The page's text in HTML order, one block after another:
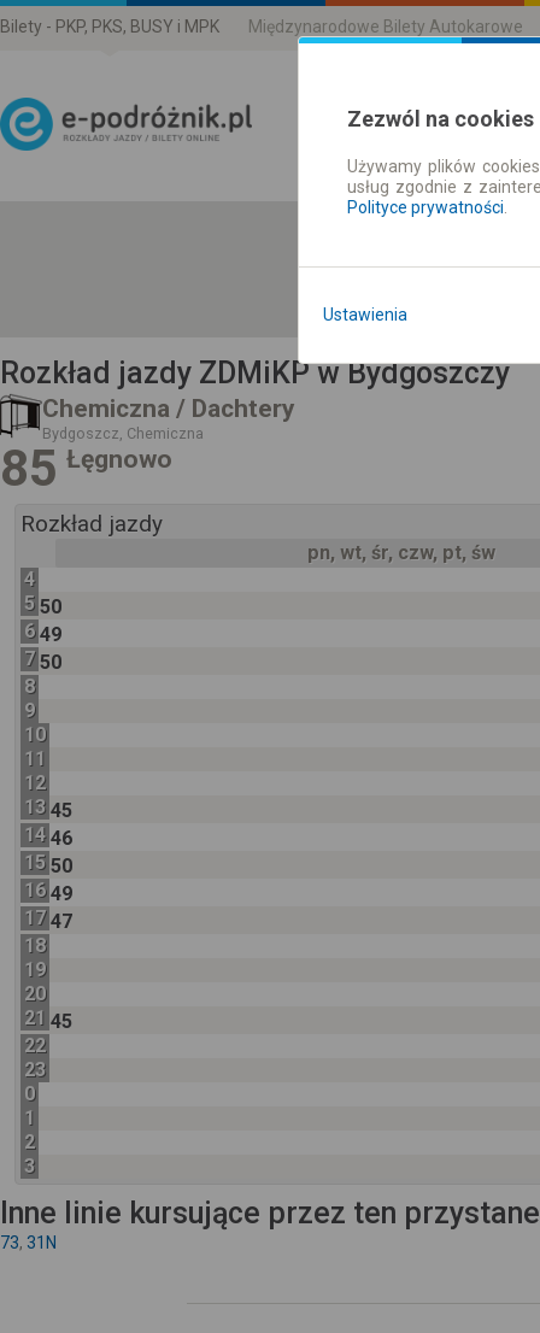
Bilety - PKP, PKS, BUSY i MPK Międzynarodowe Bilety Autokarowe
Rozkład Jazdy | Bilety
Rozkład jazdy ZDMiKP w Bydgoszczy
Chemiczna / Dachtery
Bydgoszcz, Chemiczna
85 Łęgnowo
Rozkład jazdy
pn, wt, śr, czw, pt, św
4
5 50
6 49
7 50
8
9
10
11
12
13 45
14 46
15 50
16 49
17 47
18
19
20
21 45
22
23
0
1
2
3
Inne linie kursujące przez ten
73, 31N
Zezwól na cookies
Używamy plików
usług zgodnie z
Polityce prywatności
Ustawienia